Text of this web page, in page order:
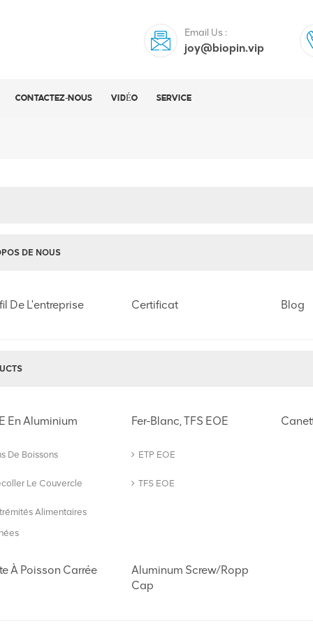
Email Us :
joy@biopin.vip
CONTACTEZ-NOUS VIDÉO SERVICE
DE NOUS
De L'entreprise Certificat Blog
En Aluminium
De Boissons
Le Couvercle
Alimentaires
Fer-Blanc, TFS EOE
ETP EOE
TFS EOE
À Poisson Carrée
Aluminum Screw/Ropp
Cap